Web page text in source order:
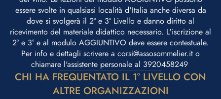
essere svolte in qualsiasi località d'Italia anche diversa da
dove si svolgerà il 2° e 3° Livello e danno diritto al
ricevimento del materiale didattico necessario. L'iscrizione al
2° e 3° e al modulo AGGIUNTIVO deve essere contestuale.
Per info e dettagli scrivere a corsi@assosommelier.it o
chiamare l'assistente personale al 3920458249 ​
CHI HA FREQUENTATO IL 1° LIVELLO CON
ALTRE ORGANIZZAZIONI